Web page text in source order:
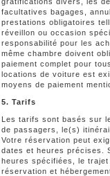
facultatives bagages,
prestations obligatoires
réveillon ou occasion
responsabilité pour les
même chambre doivent
paiement complet pour
locations de voiture est
moyens de paiement
5. Tarifs
Les tarifs sont basés sur
de passagers, le(s)
Votre réservation peut
dates et heures précises.
heures spécifiées, le
réservation et